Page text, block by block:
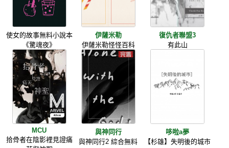
使女的故事無料小說本
《驚魂夜》
伊薩米勒
伊薩米勒怪怪百科
復仇者聯盟3
有此山
MCU
拾骨者在陰影裡見證痛
與神同行
與神同行2 綜合無料
哆啦a夢
【杉雄】失明後的城市